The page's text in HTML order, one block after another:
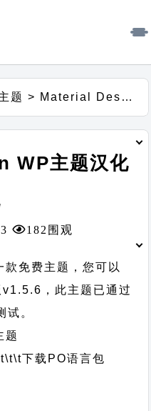
题 > Material Design WP主题汉化包
WP主题汉化
182围观
免费主题，您可以
，此主题已通过
。
题
下载PO语言包